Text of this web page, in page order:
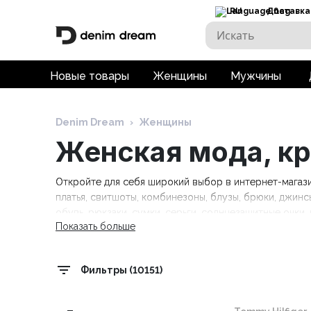
RU Доставка
Новые товары Женщины Мужчины
Denim Dream › Женщины
Женская мода,
Откройте для себя широкий выбор в интернет-
платья, свитшоты, комбинезоны, блузы, брюки,
другое. Исследуйте коллекции мировых модных
Показать больше
Фильтры (10151)